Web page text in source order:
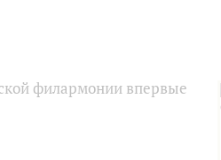
филармонии впервые